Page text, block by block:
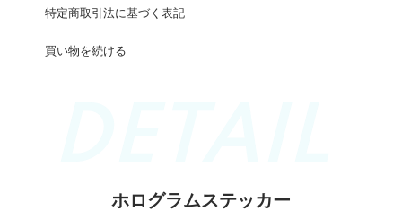
特定商取引法に基づく表記
買い物を続ける
ホログラムステッカー